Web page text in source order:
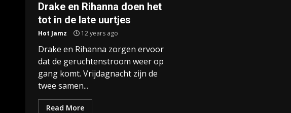
Drake en Rihanna doen het
tot in de late uurtjes
Hot Jamz 12 years ago
Drake en Rihanna zorgen ervoor
dat de geruchtenstroom weer op
gang komt. Vrijdagnacht zijn de
twee samen...
Read More